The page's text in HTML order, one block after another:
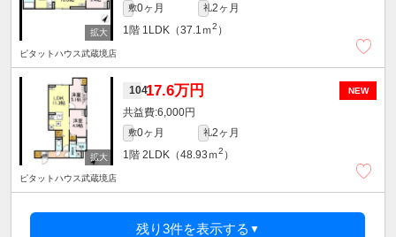
敷0ヶ月 礼2ヶ月
1階 1LDK（37.1ｍ2 ）
ピタットハウス武蔵境店
NEW
10417.6万円
6,000円
敷0ヶ月 礼2ヶ月
1階 2LDK（48.93ｍ2 ）
ピタットハウス武蔵境店
残り3件を表示する ▼